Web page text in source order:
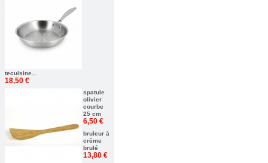
tecuisine...
18,50 €
spatule
olivier
courbe
25 cm
6,50 €
bruleur à
crême
brulé
13,80 €